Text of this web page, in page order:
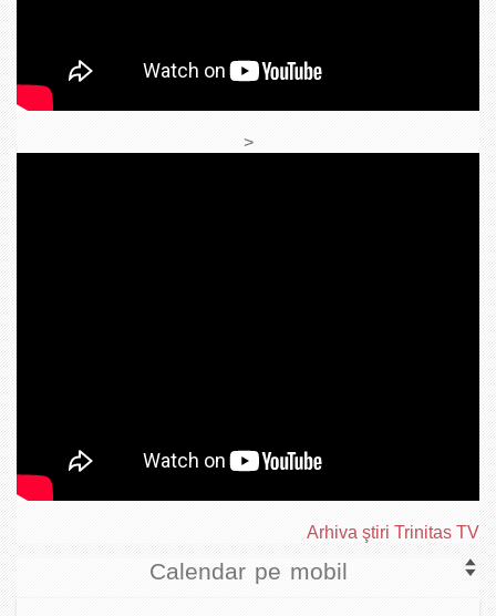
>
Arhiva ştiri Trinitas TV
Calendar pe mobil